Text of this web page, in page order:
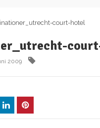
court-hotel
2009